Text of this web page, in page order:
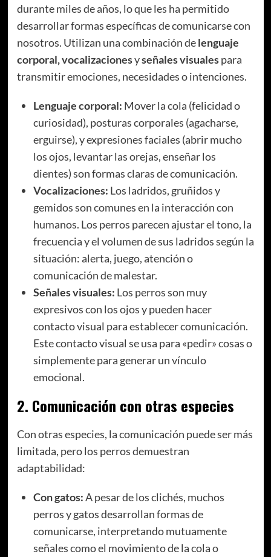
durante miles de años, lo que les ha permitido
desarrollar formas específicas de comunicarse con
nosotros. Utilizan una combinación delenguaje
corporal, vocalizacionesyseñales visualespara
transmitir emociones, necesidades o intenciones.
Lenguaje corporal: Mover la cola (felicidad o
curiosidad), posturas corporales (agacharse,
erguirse), y expresiones faciales (abrir mucho
los ojos, levantar las orejas, enseñar los
dientes) son formas claras de comunicación.
Vocalizaciones: Los ladridos, gruñidos y
gemidos son comunes en la interacción con
humanos. Los perros parecen ajustar el tono, la
frecuencia y el volumen de sus ladridos según la
situación: alerta, juego, atención o
comunicación de malestar.
Señales visuales: Los perros son muy
expresivos con los ojos y pueden hacer
contacto visual para establecer comunicación.
Este contacto visual se usa para «pedir» cosas o
simplemente para generar un vínculo
emocional.
2. Comunicación con otras especies
Con otras especies, la comunicación puede ser más
limitada, pero los perros demuestran
adaptabilidad:
Con gatos:A pesar de los clichés, muchos
perros y gatos desarrollan formas de
comunicarse, interpretando mutuamente
señales como el movimiento de la cola o